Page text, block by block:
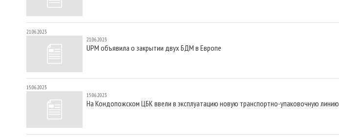
21.06.2023
21.06.2023
UPM объявила о закрытии двух БДМ в Европе
15.06.2023
15.06.2023
На Кондопожском ЦБК ввели в эксплуатацию новую транспортно-упаковочную линию